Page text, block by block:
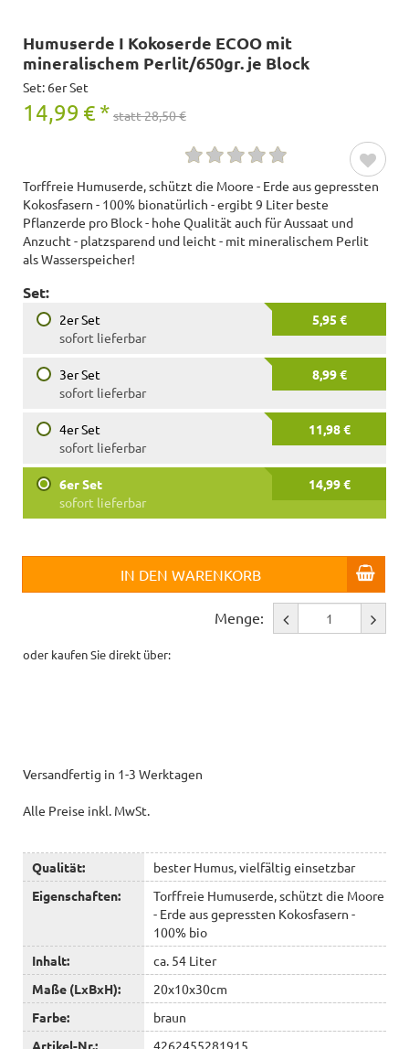
Humuserde I Kokoserde ECOO mit
mineralischem Perlit/650gr. je Block
Set: 6er Set
14,99 € * statt 28,50 €
Torffreie Humuserde, schützt die Moore - Erde aus gepressten
Kokosfasern - 100% bionatürlich - ergibt 9 Liter beste
Pflanzerde pro Block - hohe Qualität auch für Aussaat und
Anzucht - platzsparend und leicht - mit mineralischem Perlit
als Wasserspeicher!
Set:
2er Set
5,95 €
sofort lieferbar
3er Set
8,99 €
sofort lieferbar
4er Set
11,98 €
sofort lieferbar
6er Set
14,99 €
sofort lieferbar
IN DEN WARENKORB
Menge:
oder kaufen Sie direkt über:
Versandfertig in 1-3 Werktagen
Alle Preise inkl. MwSt.
Qualität:
bester Humus, vielfältig einsetzbar
Eigenschaften:
Torffreie Humuserde, schützt die Moore
- Erde aus gepressten Kokosfasern -
100% bio
Inhalt:
ca. 54 Liter
Maße (LxBxH):
20x10x30cm
Farbe:
braun
Artikel-Nr.:
4262455281915